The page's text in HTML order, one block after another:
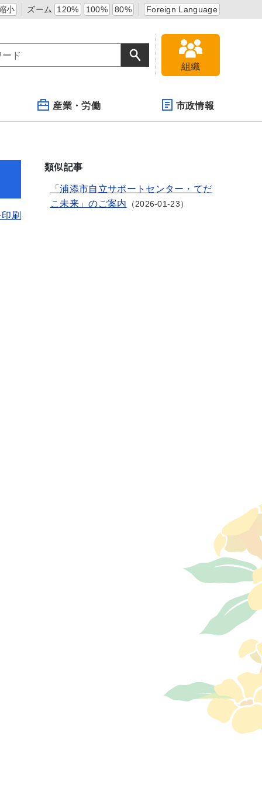
小 ズーム 120% 100% 80% Foreign Language
組織
産業・労働 市政情報
刷
類似記事
「浦添市自立サポートセンター・てだ
こ未来」のご案内
2026-01-23